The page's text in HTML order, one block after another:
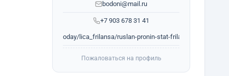
+7 903 678 31 41
bodoni@mail.ru
freelance.today/lica_frilansa/ruslan-pronin-stat-frilanserom-eto...
Пожаловаться на профиль